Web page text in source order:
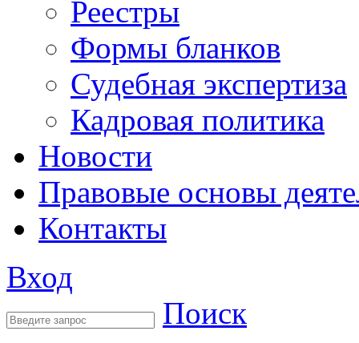
Реестры
Формы бланков
Судебная экспертиза
Кадровая политика
Новости
Правовые основы
Контакты
Вход
Поиск